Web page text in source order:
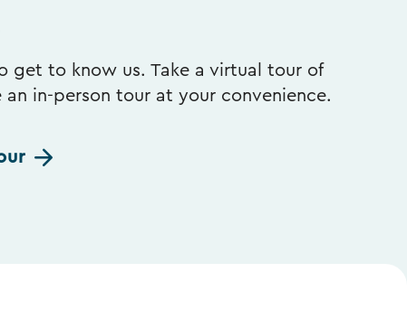
get to know us. Take a virtual tour of
in-person tour at your convenience.